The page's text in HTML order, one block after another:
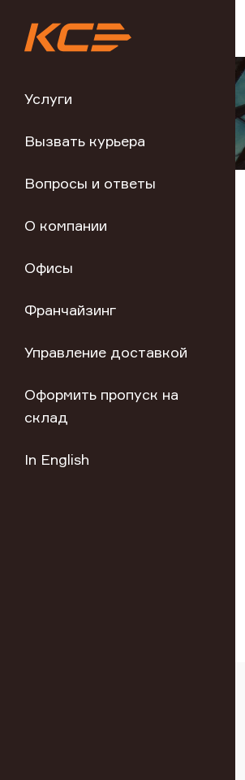
Услуги
Вызвать курьера
Вопросы и ответы
О компании
Офисы
Франчайзинг
Управление доставкой
Оформить пропуск на
склад
In English